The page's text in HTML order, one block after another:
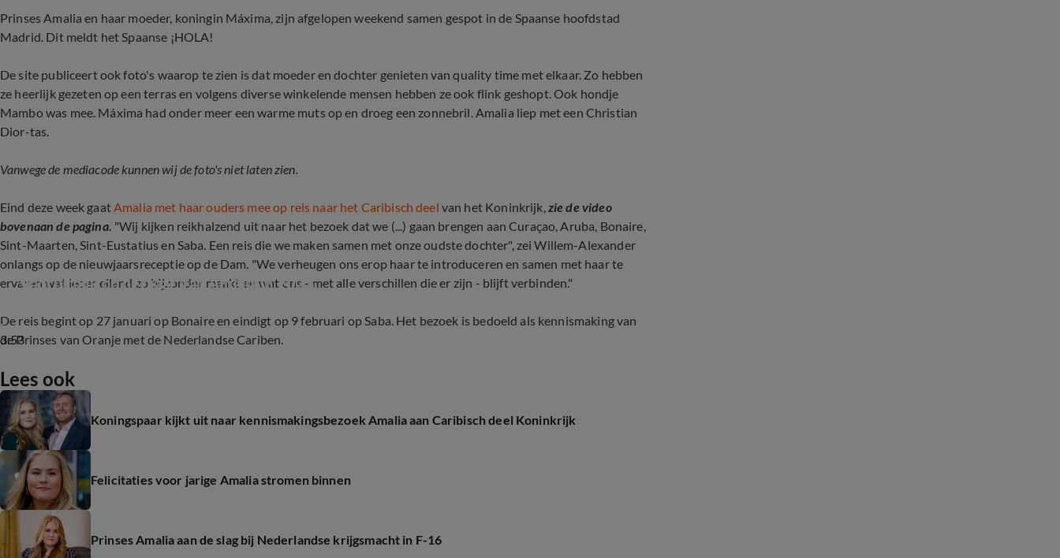
Prinses Amalia en haar moeder, koningin Máxima, zijn afgelopen weekend samen gespot in de Spaanse hoofdstad
Madrid. Dit meldt het Spaanse ¡HOLA!
De site publiceert ook foto's waarop te zien is dat moeder en dochter genieten van quality time met elkaar. Zo hebben
ze heerlijk gezeten op een terras en volgens diverse winkelende mensen hebben ze ook flink geshopt. Ook hondje
Mambo was mee. Máxima had onder meer een warme muts op en droeg een zonnebril. Amalia liep met een Christian
Dior-tas.
Vanwege de mediacode kunnen wij de foto's niet laten zien.
Eind deze week gaatAmalia met haar ouders mee op reis naar het Caribisch deel van het Koninkrijk,zie de video
bovenaan de pagina. "Wij kijken reikhalzend uit naar het bezoek dat we (...) gaan brengen aan Curaçao, Aruba, Bonaire,
Sint-Maarten, Sint-Eustatius en Saba. Een reis die we maken samen met onze oudste dochter", zei Willem-Alexander
onlangs op de nieuwjaarsreceptie op de Dam. "We verheugen ons erop haar te introduceren en samen met haar te
ervaren wat ieder eiland zo bijzonder maakt en wat ons - met alle verschillen die er zijn - blijft verbinden."
3:53
Vooruitblik op het jaar van Amalia in 2023
De reis begint op 27 januari op Bonaire en eindigt op 9 februari op Saba. Het bezoek is bedoeld als kennismaking van
de Prinses van Oranje met de Nederlandse Cariben.
Lees ook
Koningspaar kijkt uit naar kennismakingsbezoek Amalia aan Caribisch deel Koninkrijk
Felicitaties voor jarige Amalia stromen binnen
Prinses Amalia aan de slag bij Nederlandse krijgsmacht in F-16